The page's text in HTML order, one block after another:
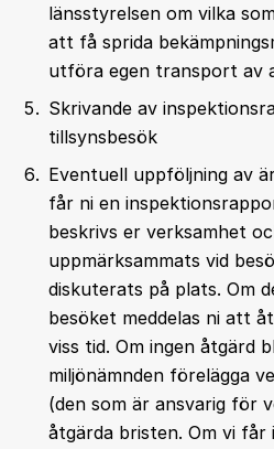
länsstyrelsen om vilka
att få sprida
utföra egen transport av
Skrivande av
tillsynsbesök
Eventuell uppföljning av
får ni en
beskrivs er verksamhet
uppmärksammats vid
diskuterats på plats. Om
besöket meddelas ni att
viss tid. Om ingen åtgärd
miljönämnden förelägga
(den som är ansvarig för
åtgärda bristen. Om vi